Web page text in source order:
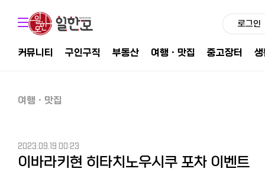
로그인
커뮤니티 구인구직 부동산 여행ㆍ맛집 중고장터
여행ㆍ맛집
2023.09.19 00:23
이바라키현 히타치노우시쿠 포차 이벤트